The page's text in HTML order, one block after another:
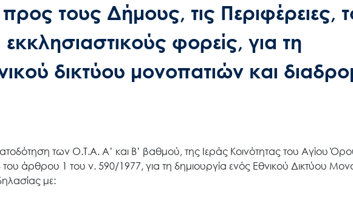
τους Δήμους, τις Περιφέρειες,
φορείς, για τη
δικτύου μονοπατιών και
των Ο.Τ.Α. Α’ και Β’ βαθμού, της Ιεράς Κοινότητας του Αγίου
άρθρου 1 του ν. 590/1977, για τη δημιουργία ενός Εθνικού Δικτύου
με: